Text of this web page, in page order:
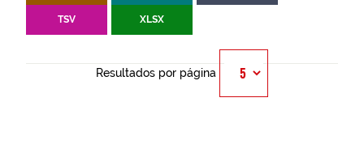
TSV XLSX
Resultados por página